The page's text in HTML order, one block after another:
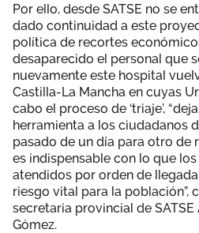
Por ello, desde SATSE no se
dado continuidad a este
política de recortes
desaparecido el personal que
nuevamente este hospital
Castilla-La Mancha en cuyas
cabo el proceso de ‘triaje’,
herramienta a los ciudadanos
pasado de un día para otro de
es indispensable con lo que
atendidos por orden de
riesgo vital para la población”,
secretaria provincial de SATSE
Gómez.